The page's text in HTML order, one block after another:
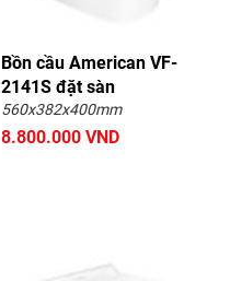
Bồn cầu American VF-
2141S đặt sàn
560x382x400mm
8.800.000 VND